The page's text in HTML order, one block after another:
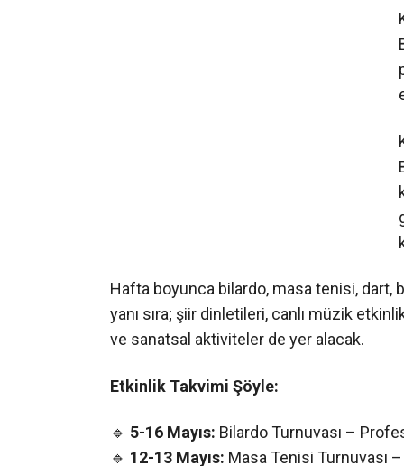
Hafta boyunca bilardo, masa tenisi, dart,
yanı sıra; şiir dinletileri, canlı müzik
ve sanatsal aktiviteler de yer alacak.
Etkinlik Takvimi Şöyle:
🔹 5-16 Mayıs: Bilardo Turnuvası –
🔹 12-13 Mayıs: Masa Tenisi Turnuvası